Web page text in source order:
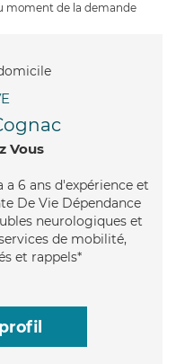
moment de la demande
Vous
6 ans d'expérience et
De Vie Dépendance
neurologiques et
de mobilité,
et rappels*